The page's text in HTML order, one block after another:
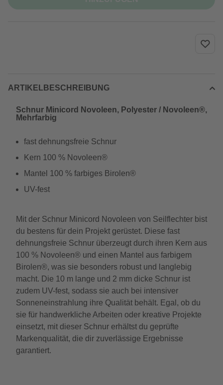
ARTIKELBESCHREIBUNG
Schnur Minicord Novoleen, Polyester / Novoleen®,
Mehrfarbig
fast dehnungsfreie Schnur
Kern 100 % Novoleen®
Mantel 100 % farbiges Birolen®
UV-fest
Mit der Schnur Minicord Novoleen von Seilflechter bist
du bestens für dein Projekt gerüstet. Diese fast
dehnungsfreie Schnur überzeugt durch ihren Kern aus
100 % Novoleen® und einen Mantel aus farbigem
Birolen®, was sie besonders robust und langlebig
macht. Die 10 m lange und 2 mm dicke Schnur ist
zudem UV-fest, sodass sie auch bei intensiver
Sonneneinstrahlung ihre Qualität behält. Egal, ob du
sie für handwerkliche Arbeiten oder kreative Projekte
einsetzt, mit dieser Schnur erhältst du geprüfte
Markenqualität, die dir zuverlässige Ergebnisse
garantiert.